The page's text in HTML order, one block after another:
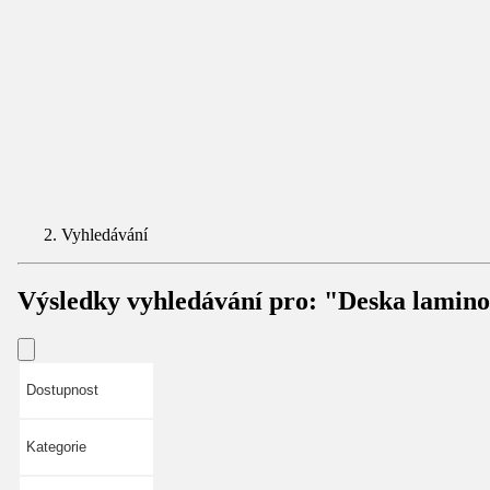
Vyhledávání
Výsledky vyhledávání pro: "Deska
Dostupnost
Kategorie